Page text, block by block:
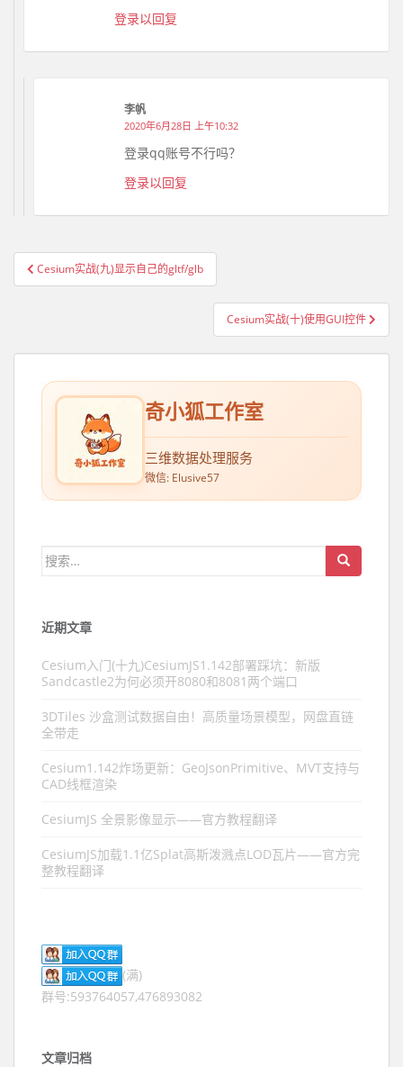
登录以回复
李帆
2020年6月28日 上午10:32
登录qq账号不行吗？
登录以回复
文章导航
Cesium实战(九)显示自己的gltf/glb
Cesium实战(十)使用GUI控件
奇小狐工作室
三维数据处理服务
微信: Elusive57
搜索：
近期文章
Cesium入门(十九)CesiumJS1.142部署踩坑：新版
Sandcastle2为何必须开8080和8081两个端口
3DTiles 沙盒测试数据自由！高质量场景模型，网盘直链
全带走
Cesium1.142炸场更新：GeoJsonPrimitive、MVT支持与
CAD线框渲染
CesiumJS 全景影像显示——官方教程翻译
CesiumJS加载1.1亿Splat高斯泼溅点LOD瓦片——官方完
整教程翻译
(满)
群号:593764057,476893082
文章归档